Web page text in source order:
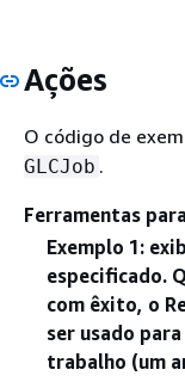
Ações
O código de
GLCJob .
Ferramentas
Exemplo 1:
especificado.
com êxito, o
ser usado
trabalho (um